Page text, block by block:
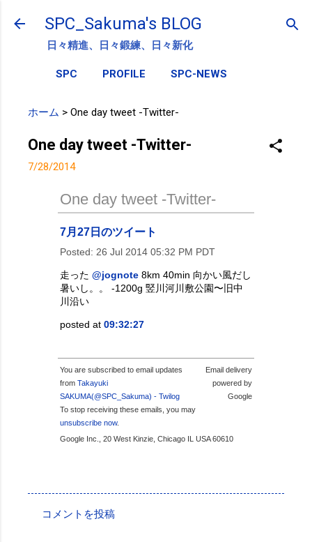
スキップしてメイン コンテンツに移動
SPC_Sakuma's BLOG
日々精進、日々鍛練、日々新化
SPC PROFILE SPC-NEWS
ホーム > One day tweet -Twitter-
One day tweet -Twitter-
7/28/2014
One day tweet -Twitter-
7月27日のツイート
Posted: 26 Jul 2014 05:32 PM PDT
走った @jognote 8km 40min 向かい風だし
暑いし。。 -1200g 竪川河川敷公園〜旧中
川沿い
posted at 09:32:27
You are subscribed to email updates
from Takayuki
SAKUMA(@SPC_Sakuma) - Twilog
To stop receiving these emails, you may
unsubscribe now.
Email delivery
powered by
Google
Google Inc., 20 West Kinzie, Chicago IL USA 60610
コメントを投稿